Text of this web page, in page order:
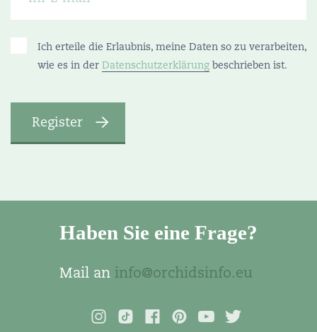
Ich erteile die Erlaubnis, meine Daten so zu verarbeiten,
wie es in der Datenschutzerklärung beschrieben ist.
Haben Sie eine Frage?
Mail an info@orchidsinfo.eu